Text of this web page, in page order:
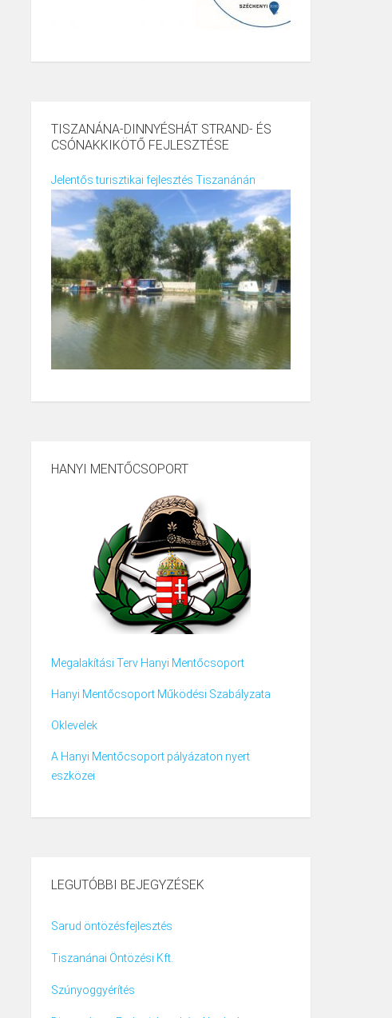
TISZANÁNA-DINNYÉSHÁT STRAND- ÉS
CSÓNAKKIKÖTŐ FEJLESZTÉSE
Jelentős turisztikai fejlesztés Tiszanánán
HANYI MENTŐCSOPORT
Megalakítási Terv Hanyi Mentőcsoport
Hanyi Mentőcsoport Működési Szabályzata
Oklevelek
A Hanyi Mentőcsoport pályázaton nyert
eszközei
LEGUTÓBBI BEJEGYZÉSEK
Sarud öntözésfejlesztés
Tiszanánai Öntözési Kft.
Szúnyoggyérítés